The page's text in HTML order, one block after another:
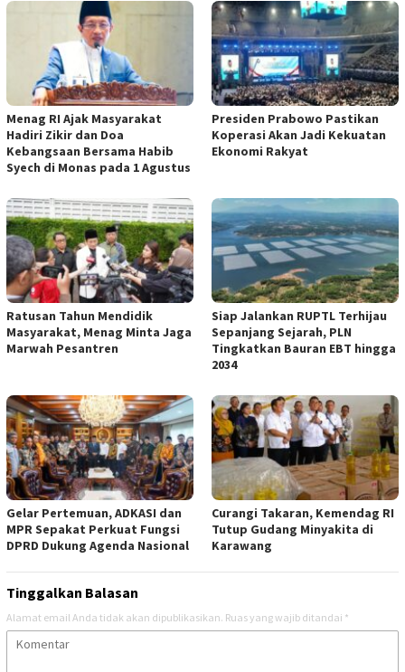
Menag RI Ajak Masyarakat
Hadiri Zikir dan Doa
Kebangsaan Bersama Habib
Syech di Monas pada 1 Agustus
Presiden Prabowo Pastikan
Koperasi Akan Jadi Kekuatan
Ekonomi Rakyat
Ratusan Tahun Mendidik
Masyarakat, Menag Minta Jaga
Marwah Pesantren
Siap Jalankan RUPTL Terhijau
Sepanjang Sejarah, PLN
Tingkatkan Bauran EBT hingga
2034
Gelar Pertemuan, ADKASI dan
MPR Sepakat Perkuat Fungsi
DPRD Dukung Agenda Nasional
Curangi Takaran, Kemendag RI
Tutup Gudang Minyakita di
Karawang
Tinggalkan Balasan
Alamat email Anda tidak akan dipublikasikan. Ruas yang wajib ditandai *